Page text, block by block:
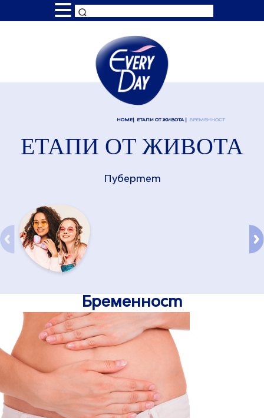
HOME ЕТАПИ ОТ ЖИВОТА БРЕМЕННОСТ
ЕТАПИ ОТ ЖИВОТА
Пубертет
Бременност